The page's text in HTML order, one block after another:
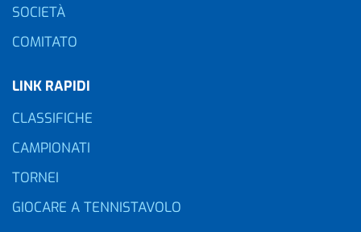
SOCIETÀ
COMITATO
LINK RAPIDI
CLASSIFICHE
CAMPIONATI
TORNEI
GIOCARE A TENNISTAVOLO